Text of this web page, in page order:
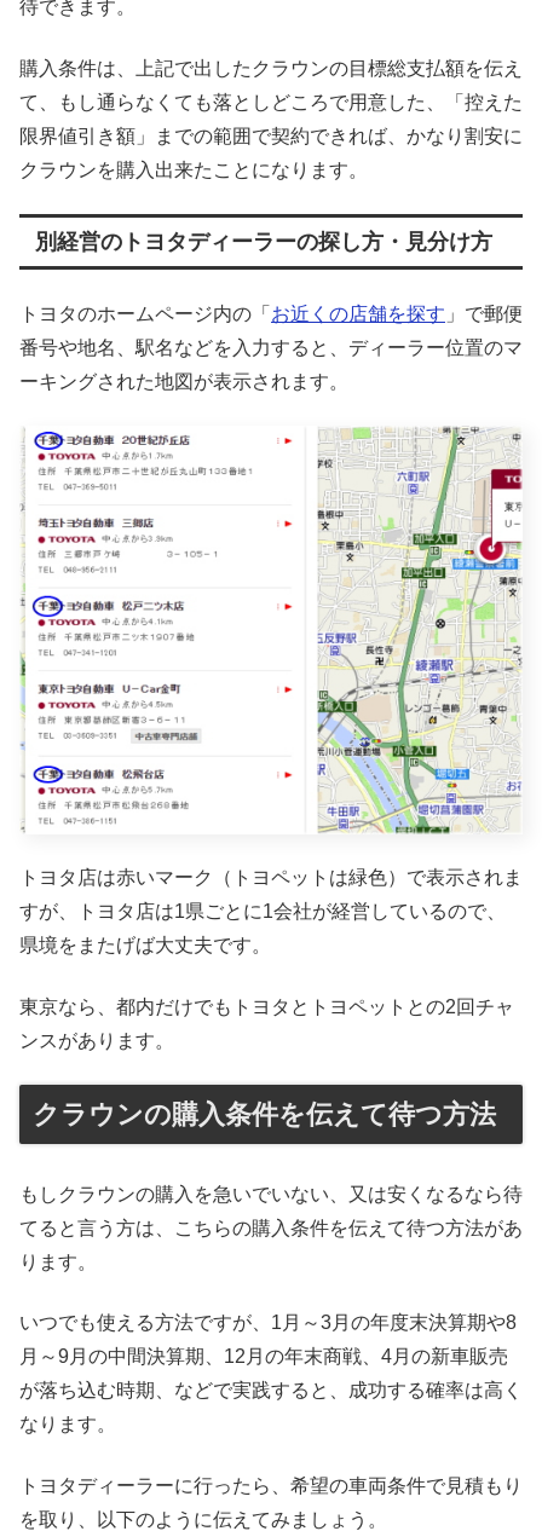
待できます。
購入条件は、上記で出したクラウンの目標総支払額を伝え
て、もし通らなくても落としどころで用意した、「控えた
限界値引き額」までの範囲で契約できれば、かなり割安に
クラウンを購入出来たことになります。
別経営のトヨタディーラーの探し方・見分け方
トヨタのホームページ内の「 お近くの店舗を探す 」で郵便
番号や地名、駅名などを入力すると、ディーラー位置のマ
ーキングされた地図が表示されます。
トヨタ店は赤いマーク（トヨペットは緑色）で表示されま
すが、トヨタ店は1県ごとに1会社が経営しているので、
県境をまたげば大丈夫です。
東京なら、都内だけでもトヨタとトヨペットとの2回チャ
ンスがあります。
クラウンの購入条件を伝えて待つ方法
もしクラウンの購入を急いでいない、又は安くなるなら待
てると言う方は、こちらの購入条件を伝えて待つ方法があ
ります。
いつでも使える方法ですが、1月～3月の年度末決算期や8
月～9月の中間決算期、12月の年末商戦、4月の新車販売
が落ち込む時期、などで実践すると、成功する確率は高く
なります。
トヨタディーラーに行ったら、希望の車両条件で見積もり
を取り、以下のように伝えてみましょう。